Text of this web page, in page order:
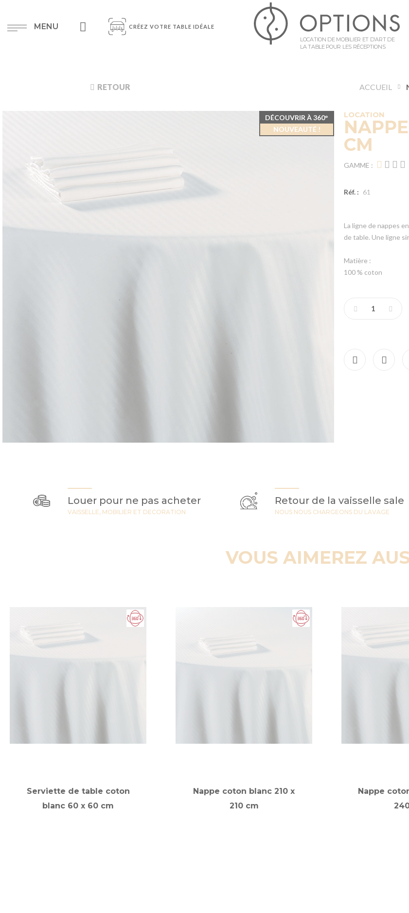
MENU CRÉEZ VOTRE TABLE IDÉALE
LOCATION DE MOBILIER ET D’ART DE
LA TABLE POUR LES RÉCEPTIONS
RETOUR ACCUEIL
LOCATION
CM
GAMME :
Réf. : 61
La ligne de nappes
de table. Une ligne
Matière :
100 % coton
DÉCOUVRIR À 360°
NOUVEAUTÉ !
Louer pour ne pas acheter
VAISSELLE, MOBILIER ET DECORATION
Retour de la vaisselle sale
NOUS NOUS CHARGEONS DU LAVAGE
VOUS AIMEREZ
Serviette de table coton
blanc 60 x 60 cm
Nappe coton blanc 210 x
210 cm
Nappe